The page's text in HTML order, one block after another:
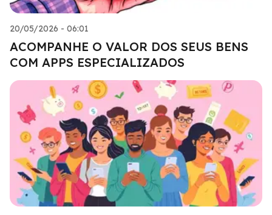
20/05/2026 - 06:01
ACOMPANHE O VALOR DOS SEUS BENS
COM APPS ESPECIALIZADOS